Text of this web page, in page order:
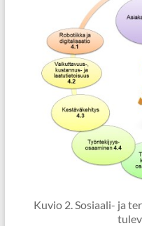
Kuvio 2. Sosiaali- ja